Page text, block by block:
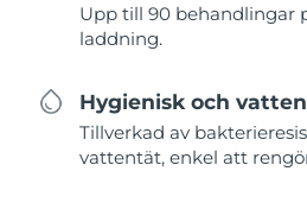
Upp till 90 behandlingar
laddning.
Hygienisk och
Tillverkad av
vattentät, enkel att